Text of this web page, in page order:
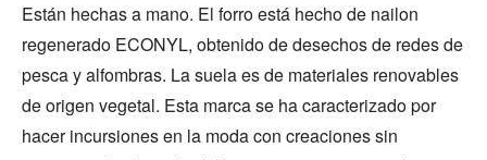
Están hechas a mano. El forro está hecho de nailon
regenerado ECONYL, obtenido de desechos de redes de
pesca y alfombras. La suela es de materiales renovables
de origen vegetal. Esta marca se ha caracterizado por
hacer incursiones en la moda con creaciones sin